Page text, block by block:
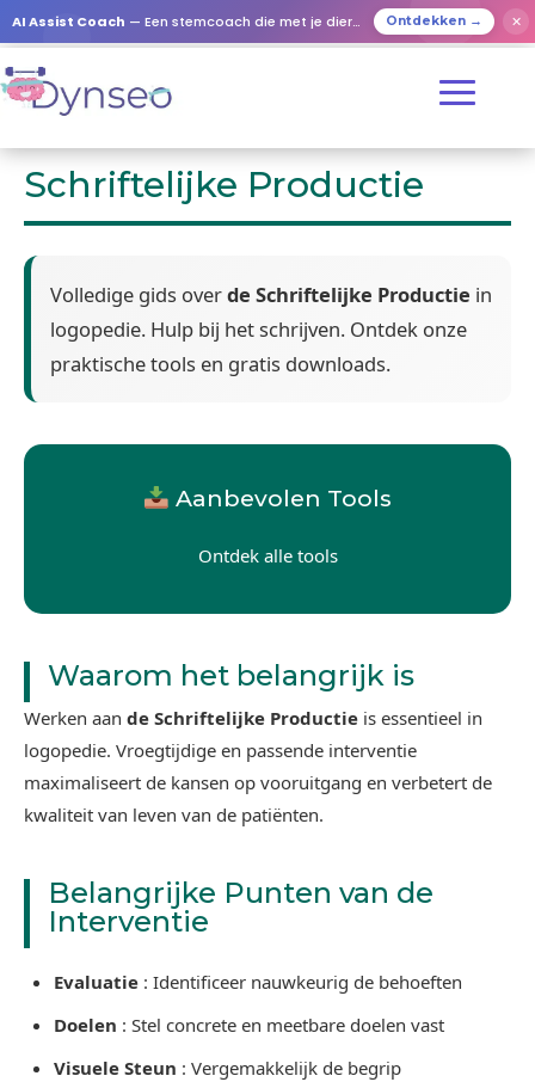
AI Assist Coach — Een stemcoach die met je dierbaren speelt Ontdekken → ✕
Schriftelijke Productie
Volledige gids overde Schriftelijke Productie in
logopedie. Hulp bij het schrijven. Ontdek onze
praktische tools en gratis downloads.
Aanbevolen Tools
Ontdek alle tools
Waarom het belangrijk is
Werken aan de Schriftelijke Productie is essentieel in
logopedie. Vroegtijdige en passende interventie
maximaliseert de kansen op vooruitgang en verbetert de
kwaliteit van leven van de patiënten.
Belangrijke Punten van de
Interventie
Evaluatie : Identificeer nauwkeurig de behoeften
Doelen : Stel concrete en meetbare doelen vast
Visuele Steun : Vergemakkelijk de begrip